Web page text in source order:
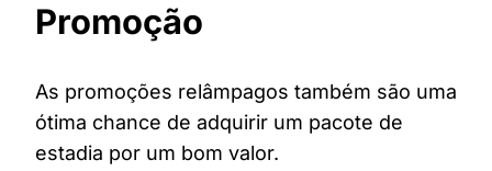
Promoção
As promoções relâmpagos também são uma
ótima chance de adquirir um pacote de
estadia por um bom valor.